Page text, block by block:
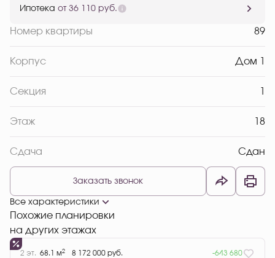
Ипотека от 36 110 руб.
Номер квартиры 89
Корпус Дом 1
Секция
Этаж 18
Сдача Сдан
Заказать звонок
Все характеристики
Похожие планировки
на других этажах
2 эт. 68.1 м2 8 172 000 руб. -643 680